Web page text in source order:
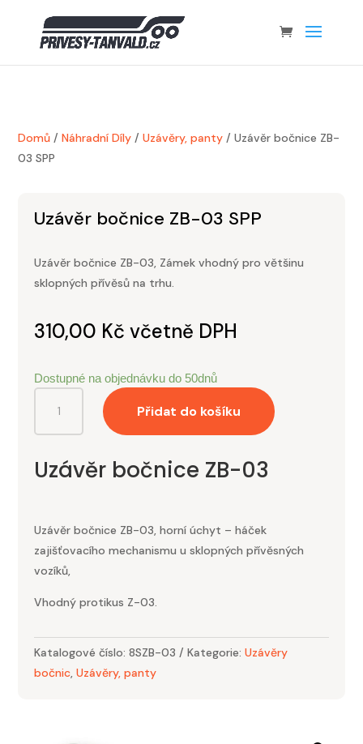
Domů /Náhradní Díly /Uzávěry, panty / Uzávěr bočnice ZB-
03 SPP
Uzávěr bočnice ZB-03 SPP
Uzávěr bočnice ZB-03, Zámek vhodný pro většinu
sklopných přívěsů na trhu.
310,00 Kč včetně DPH
Dostupné na objednávku do 50dnů
bočnice
ZB-
SPP
Přidat do košíku
Uzávěr bočnice ZB-03
Uzávěr bočnice ZB-03, horní úchyt – háček
zajišťovacího mechanismu u sklopných přívěsných
vozíků,
Vhodný protikus Z-03.
Katalogové číslo:8SZB-03 Kategorie:Uzávěry
bočnic,Uzávěry, panty